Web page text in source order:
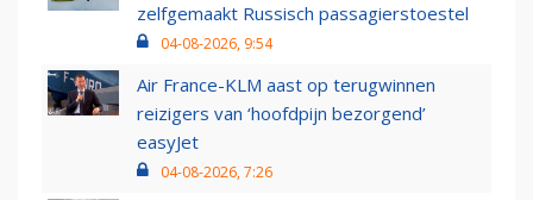
zelfgemaakt Russisch passagierstoestel
04-08-2026, 9:54
Air France-KLM aast op terugwinnen
reizigers van ‘hoofdpijn bezorgend’
easyJet
04-08-2026, 7:26